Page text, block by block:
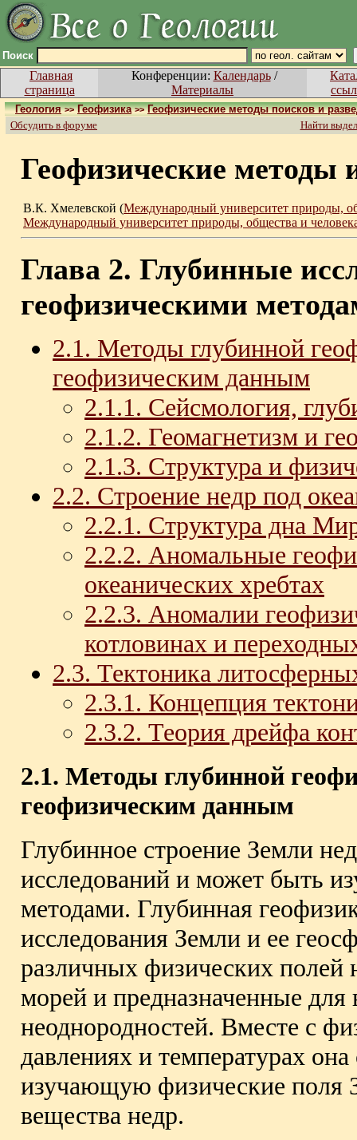
Поиск
Главная
страница
Конференции: Календарь/
Материалы
Геология >> Геофизика >> Геофизические методы поисков и
Обсудить в форуме
Найти
Геофизические методы
В.К. Хмелевской (Международный университет природы,
Международный университет природы, общества и
Глава 2. Глубинные
геофизическими
2.1. Методы глубинной
геофизическим данным
2.1.1. Сейсмология,
2.1.2. Геомагнетизм и
2.1.3. Структура и
2.2. Строение недр под
2.2.1. Структура дна
2.2.2. Аномальные
океанических хребтах
2.2.3. Аномалии
котловинах и
2.3. Тектоника
2.3.1. Концепция
2.3.2. Теория дрейфа
2.1. Методы глубинной
геофизическим данным
Глубинное строение Земли
исследований и может быть
методами. Глубинная
исследования Земли и ее
различных физических полей
морей и предназначенные
неоднородностей. Вместе с
давлениях и температурах
изучающую физические поля
вещества недр.